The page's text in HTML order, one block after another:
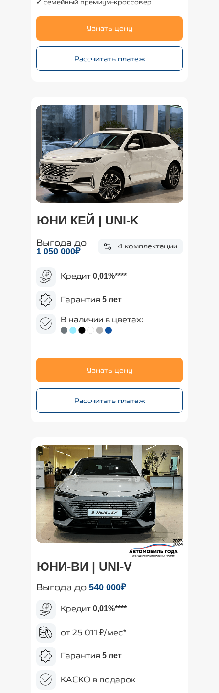
Рассчитать платеж
Узнать цену
✔ семейный премиум-кроссовер
ЮНИ КЕЙ | UNI-K
Рассчитать платеж
Кредит 0,01%****
Узнать цену
Выгода до
1 050 000₽
4 комплектации
Гарантия 5 лет
В наличии в цветах:
Кредит 0,01%****
от 25 011 ₽/мес*
Гарантия 5 лет
КАСКО в подарок
ЮНИ-ВИ | UNI-V
Выгода до 540 000₽